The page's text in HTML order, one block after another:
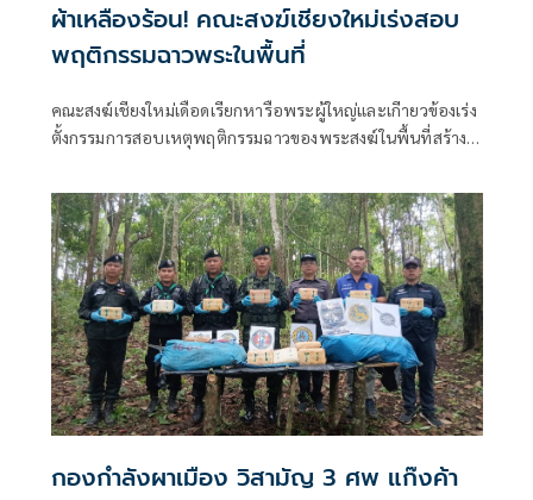
ผ้าเหลืองร้อน! คณะสงฆ์เชียงใหม่เร่งสอบ
พฤติกรรมฉาวพระในพื้นที่
คณะสงฆ์เชียงใหม่เดือดเรียกหารือพระผู้ใหญ่และเกีายวข้องเร่ง
ตั้งกรรมการสอบเหตุพฤติกรรมฉาวของพระสงฆ์ในพื้นที่สร้าง
โดยเร็ว
กองกำลังผาเมือง วิสามัญ 3 ศพ แก๊งค้า